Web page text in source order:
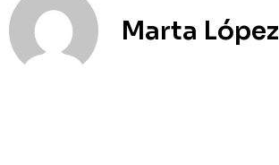
Marta López